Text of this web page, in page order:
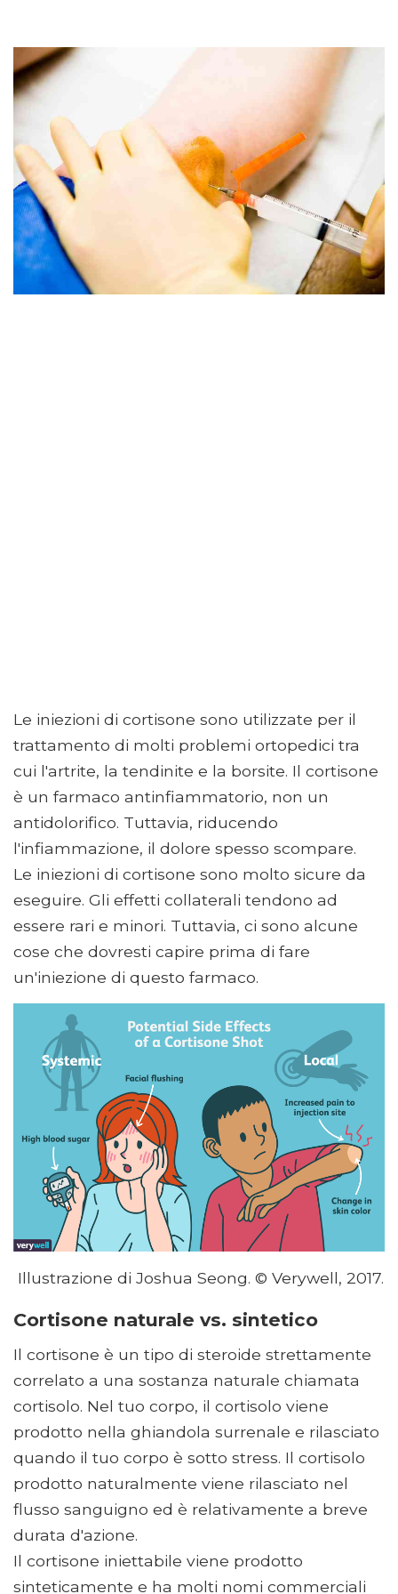
Le iniezioni di cortisone sono utilizzate per il
trattamento di molti problemi ortopedici tra
cui l'artrite, la tendinite e la borsite. Il cortisone
è un farmaco antinfiammatorio, non un
antidolorifico. Tuttavia, riducendo
l'infiammazione, il dolore spesso scompare.
Le iniezioni di cortisone sono molto sicure da
eseguire. Gli effetti collaterali tendono ad
essere rari e minori. Tuttavia, ci sono alcune
cose che dovresti capire prima di fare
un'iniezione di questo farmaco.
Illustrazione di Joshua Seong. © Verywell, 2017.
Cortisone naturale vs. sintetico
Il cortisone è un tipo di steroide strettamente
correlato a una sostanza naturale chiamata
cortisolo. Nel tuo corpo, il cortisolo viene
prodotto nella ghiandola surrenale e rilasciato
quando il tuo corpo è sotto stress. Il cortisolo
prodotto naturalmente viene rilasciato nel
flusso sanguigno ed è relativamente a breve
durata d'azione.
Il cortisone iniettabile viene prodotto
sinteticamente e ha molti nomi commerciali